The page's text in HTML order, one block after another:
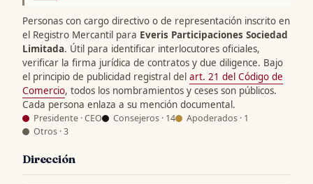
Personas con cargo directivo o de representación inscrito en
el Registro Mercantil para Everis Participaciones Sociedad
Limitada. Útil para identificar interlocutores oficiales,
verificar la firma jurídica de contratos y due diligence. Bajo
el principio de publicidad registral del art. 21 del Código de
Comercio, todos los nombramientos y ceses son públicos.
Cada persona enlaza a su mención documental.
Presidente · CEO Consejeros · 14
Apoderados · 1
Otros · 3
Dirección